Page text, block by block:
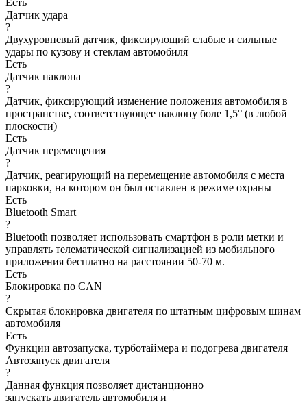
Есть
Датчик удара
?
Двухуровневый датчик, фиксирующий слабые и сильные
удары по кузову и стеклам автомобиля
Есть
Датчик наклона
?
Датчик, фиксирующий изменение положения автомобиля в
пространстве, соответствующее наклону боле 1,5° (в любой
плоскости)
Есть
Датчик перемещения
?
Датчик, реагирующий на перемещение автомобиля с места
парковки, на котором он был оставлен в режиме охраны
Есть
Bluetooth Smart
?
Bluetooth позволяет использовать смартфон в роли метки и
управлять телематической сигнализацией из мобильного
приложения бесплатно на расстоянии 50-70 м.
Есть
Блокировка по CAN
?
Скрытая блокировка двигателя по штатным цифровым шинам
автомобиля
Есть
Функции автозапуска, турботаймера и подогрева двигателя
Автозапуск двигателя
?
Данная функция позволяет дистанционно
запускать двигатель автомобиля и